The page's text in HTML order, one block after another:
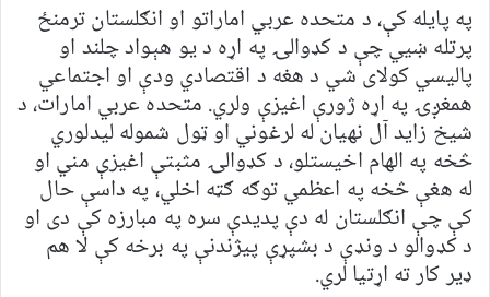
په پایله کې، د متحده عربي اماراتو او انګلستان ترمنځ
پرتله ښیي چې د کډوالۍ په اړه د یو هېواد چلند او
پالیسي کولای شي د هغه د اقتصادي ودې او اجتماعي
همغږۍ په اړه ژورې اغیزې ولري. متحده عربي امارات، د
شیخ زاید آل نهیان له لرغوني او ټول شموله لیدلوري
څخه په الهام اخیستلو، د کډوالۍ مثبتې اغیزې مني او
له هغې څخه په اعظمي توګه ګټه اخلي، په داسې حال
کې چې انګلستان له دې پدیدې سره په مبارزه کې دی او
د کډوالو د ونډې د بشپړې پیژندنې په برخه کې لا هم
ډیر کار ته اړتیا لري.